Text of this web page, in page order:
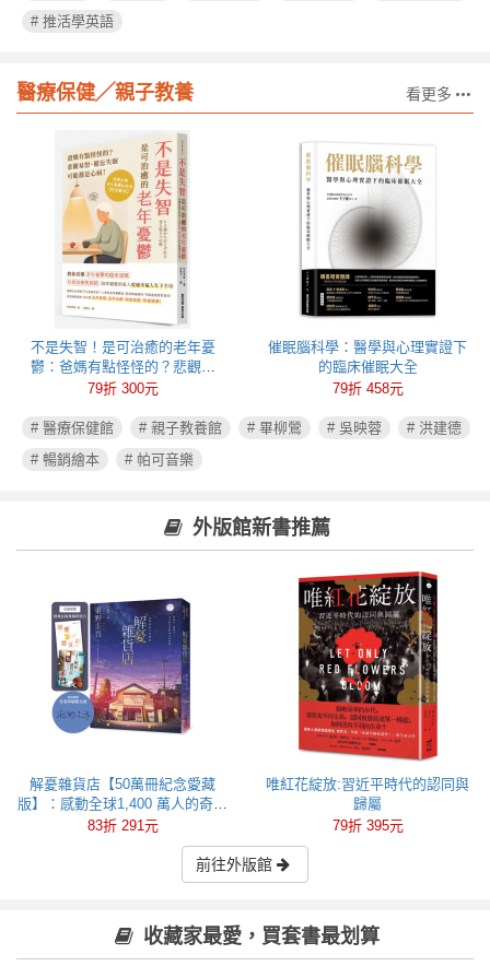
# 推活學英語
醫療保健╱親子教養 看更多
不是失智！是可治癒的老年憂
鬱：爸媽有點怪怪的？悲觀易
怒、健忘失眠可能都是心病！照
79折 300元
催眠腦科學：醫學與心理實證下
的臨床催眠大全
79折 458元
# 醫療保健館 # 親子教養館 # 畢柳鶯 # 吳映蓉
# 洪建德
# 暢銷繪本
# 帕可音樂
外版館新書推薦
解憂雜貨店【50萬冊紀念愛藏
版】：感動全球1,400 萬人的奇蹟
之書，東野圭吾最令人感動落淚
83折 291元
唯紅花綻放:習近平時代的認同與
歸屬
79折 395元
前往外版館
收藏家最愛，買套書最划算